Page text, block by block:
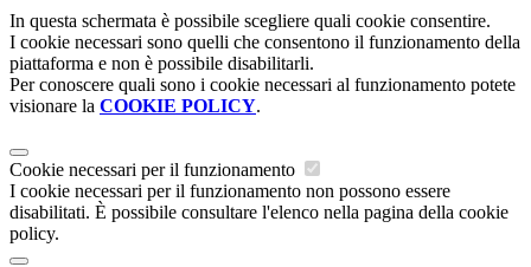
In questa schermata è possibile scegliere quali cookie consentire.
I cookie necessari sono quelli che consentono il funzionamento della
piattaforma e non è possibile disabilitarli.
Per conoscere quali sono i cookie necessari al funzionamento potete
visionare la COOKIE POLICY.
Cookie necessari per il funzionamento
I cookie necessari per il funzionamento non possono essere
disabilitati. È possibile consultare l'elenco nella pagina della cookie
policy.